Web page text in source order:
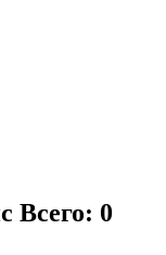
Всего: 0